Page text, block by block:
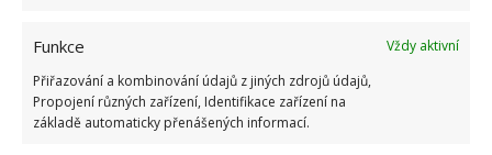
Funkce
Vždy aktivní
Přiřazování a kombinování údajů z jiných zdrojů údajů,
Propojení různých zařízení, Identifikace zařízení na
základě automaticky přenášených informací.